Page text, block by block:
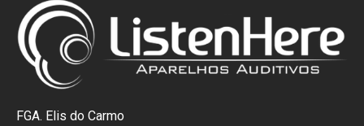
FGA. Elis do Carmo